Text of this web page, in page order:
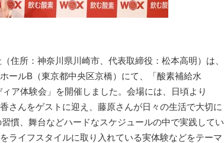
住所：神奈川県川崎市、代表取締役：松本高明）は、
ールB（東京都中央区京橋）にて、「酸素補給水
ア体験会」を開催しました。会場には、日頃より
さんをゲストに迎え、藤原さんが日々の生活で大切に
慣、舞台などハードなスケジュールの中で実践してい
ライフスタイルに取り入れている実体験などをテーマ